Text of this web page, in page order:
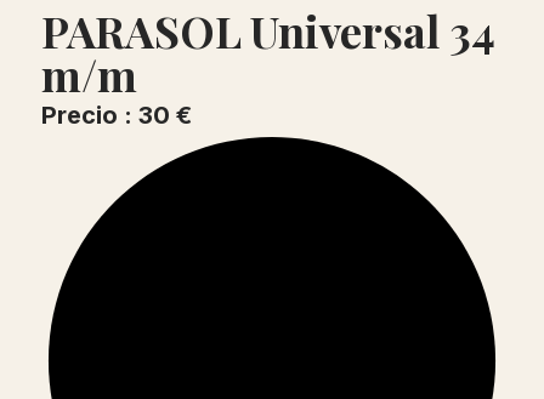
PARASOL Universal 34
m/m
Precio : 30 €